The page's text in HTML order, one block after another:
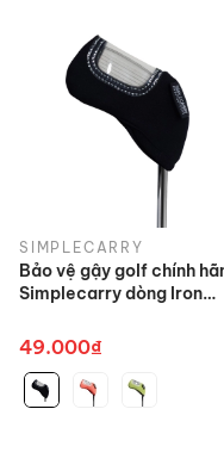
SIMPLECARRY
Bảo vệ gậy golf chính
Simplecarry dòng Iron
49.000₫